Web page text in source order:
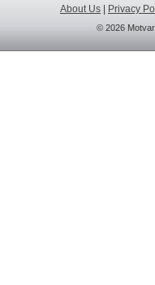
About Us Privacy
© 2026